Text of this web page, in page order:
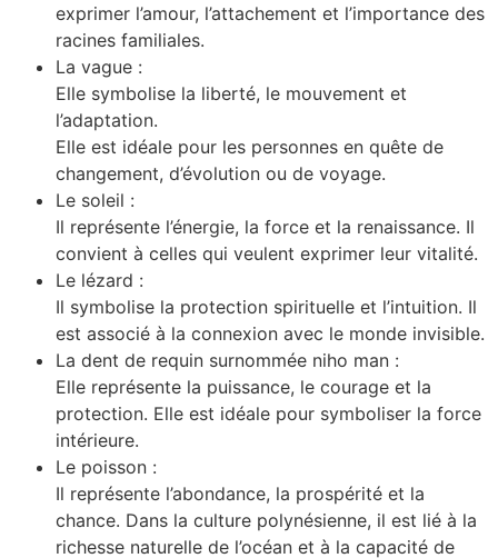
exprimer l’amour, l’attachement et l’importance des
racines familiales.
La vague :
Elle symbolise la liberté, le mouvement et
l’adaptation.
Elle est idéale pour les personnes en quête de
changement, d’évolution ou de voyage.
Le soleil :
Il représente l’énergie, la force et la renaissance. Il
convient à celles qui veulent exprimer leur vitalité.
Le lézard :
Il symbolise la protection spirituelle et l’intuition. Il
est associé à la connexion avec le monde invisible.
La dent de requin surnommée niho man :
Elle représente la puissance, le courage et la
protection. Elle est idéale pour symboliser la force
intérieure.
Le poisson :
Il représente l’abondance, la prospérité et la
chance. Dans la culture polynésienne, il est lié à la
richesse naturelle de l’océan et à la capacité de